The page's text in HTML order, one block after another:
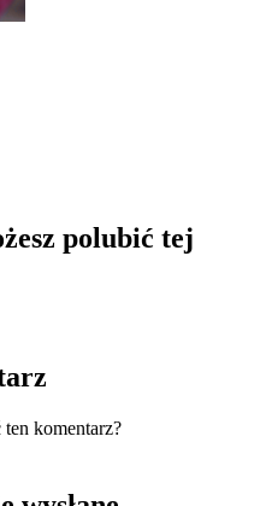
polubić tej
ten komentarz?